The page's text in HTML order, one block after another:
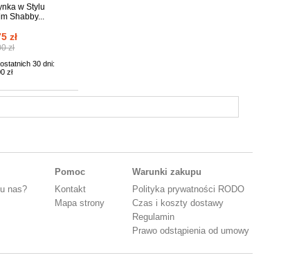
w Stylu
Shabby...
zł
zł
30 dni:
zł
nas?
Pomoc
Kontakt
Mapa strony
Warunki zakupu
Polityka prywatności RODO
Czas i koszty dostawy
Regulamin
Prawo odstąpienia od umowy